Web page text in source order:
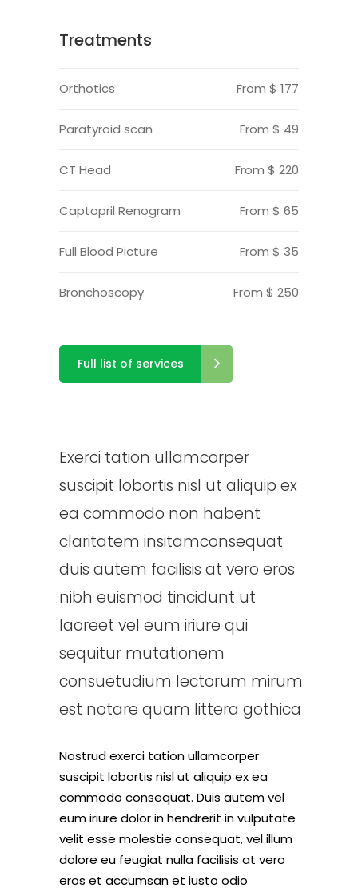
Treatments
Orthotics From $ 177
Paratyroid scan From $ 49
CT Head From $ 220
Captopril Renogram From $ 65
Full Blood Picture From $ 35
Bronchoscopy From $ 250
Full list of services
Exerci tation ullamcorper
suscipit lobortis nisl ut aliquip ex
ea commodo non habent
claritatem insitamconsequat
duis autem facilisis at vero eros
nibh euismod tincidunt ut
laoreet vel eum iriure qui
sequitur mutationem
consuetudium lectorum mirum
est notare quam littera gothica
Nostrud exerci tation ullamcorper
suscipit lobortis nisl ut aliquip ex ea
commodo consequat. Duis autem vel
eum iriure dolor in hendrerit in vulputate
velit esse molestie consequat, vel illum
dolore eu feugiat nulla facilisis at vero
eros et accumsan et iusto odio